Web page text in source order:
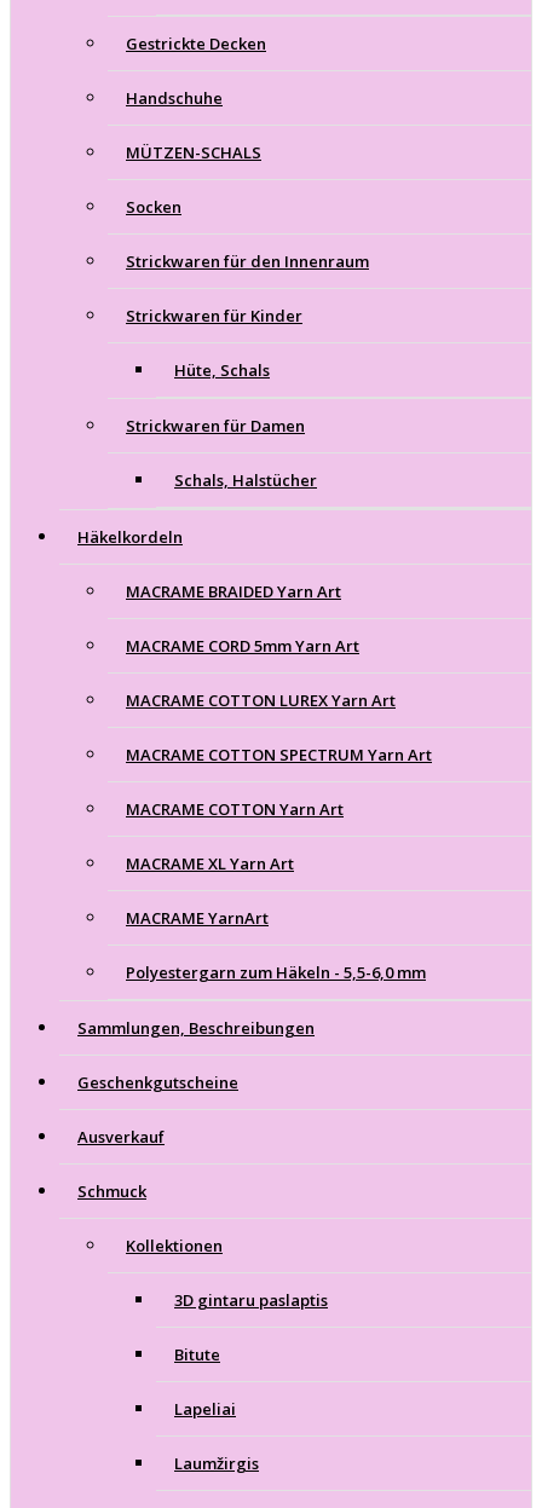
Gestrickte Decken
Handschuhe
MÜTZEN-SCHALS
Socken
Strickwaren für den Innenraum
Strickwaren für Kinder
Hüte, Schals
Strickwaren für Damen
Schals, Halstücher
Häkelkordeln
MACRAME BRAIDED Yarn Art
MACRAME CORD 5mm Yarn Art
MACRAME COTTON LUREX Yarn Art
MACRAME COTTON SPECTRUM Yarn Art
MACRAME COTTON Yarn Art
MACRAME XL Yarn Art
MACRAME YarnArt
Polyestergarn zum Häkeln - 5,5-6,0 mm
Sammlungen, Beschreibungen
Geschenkgutscheine
Ausverkauf
Schmuck
Kollektionen
3D gintaru paslaptis
Bitute
Lapeliai
Laumžirgis